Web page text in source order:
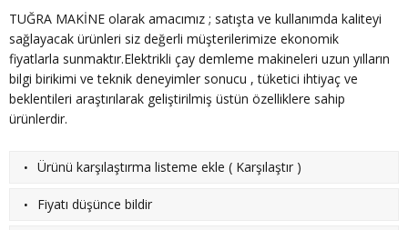
TUĞRA MAKİNE olarak amacımız ; satışta ve kullanımda kaliteyi
sağlayacak ürünleri siz değerli müşterilerimize ekonomik
fiyatlarla sunmaktır.Elektrikli çay demleme makineleri uzun yılların
bilgi birikimi ve teknik deneyimler sonucu , tüketici ihtiyaç ve
beklentileri araştırılarak geliştirilmiş üstün özelliklere sahip
ürünlerdir.
· Ürünü karşılaştırma listeme ekle ( Karşılaştır )
· Fiyatı düşünce bildir